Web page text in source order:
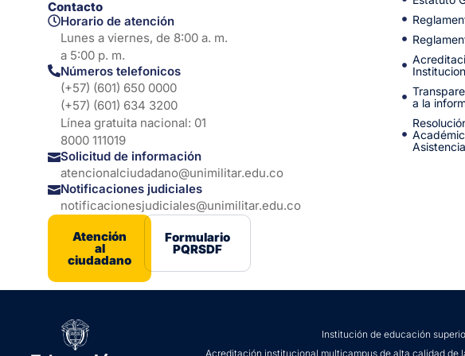
Contacto
Horario de atención
Lunes a viernes, de 8:00 a. m.
a 5:00 p. m.
Números telefonicos
(+57) (601) 650 0000
(+57) (601) 634 3200
Línea gratuita nacional: 01
8000 111019
Solicitud de información
atencionalciudadano@unimilitar.edu.co
Notificaciones judiciales
notificacionesjudiciales@unimilitar.edu.co
Atención
al
ciudadano
Formulario
PQRSDF
a la
Institución de educación
Acreditación institucional multicampus de alta calidad de